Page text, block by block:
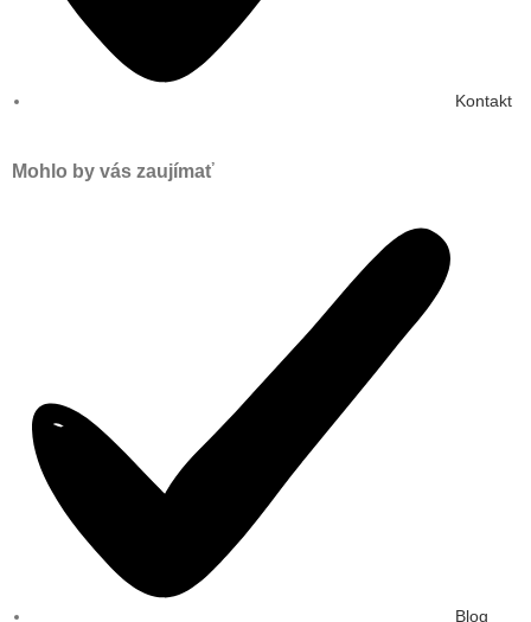
Kontakt
Mohlo by vás zaujímať
Blog